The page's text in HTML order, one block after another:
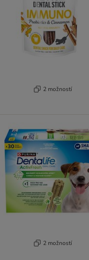
2 možností
2 možností